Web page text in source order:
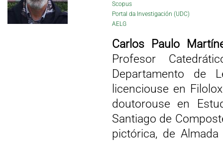
Scopus
Portal da Investigación (UDC)
AELG
Carlos Paulo
Profesor
Departamento de
licenciouse en
doutorouse en
Santiago de
pictórica, de